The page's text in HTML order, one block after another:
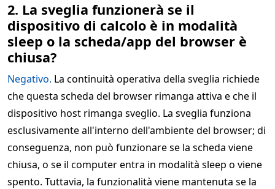
2. La sveglia funzionerà se il
dispositivo di calcolo è in modalità
sleep o la scheda/app del browser è
chiusa?
Negativo. La continuità operativa della sveglia richiede
che questa scheda del browser rimanga attiva e che il
dispositivo host rimanga sveglio. La sveglia funziona
esclusivamente all'interno dell'ambiente del browser; di
conseguenza, non può funzionare se la scheda viene
chiusa, o se il computer entra in modalità sleep o viene
spento. Tuttavia, la funzionalità viene mantenuta se la